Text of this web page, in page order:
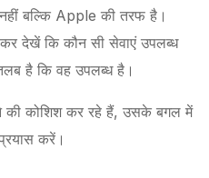
बल्कि Apple की तरफ है।
देखें कि कौन सी सेवाएं उपलब्ध
है कि वह उपलब्ध है।
कोशिश कर रहे हैं, उसके बगल में
करें।